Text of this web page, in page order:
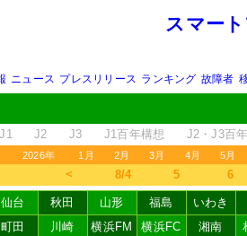
スマー
ニュース プレスリリース ランキング 故障者
J1 J2 J3 J1百年構想 J2・J3百
2026年 1月 2月 3月 4月 5月
＜ 8/4 5 6
仙台 秋田 山形 福島
いわき
町田 川崎 横浜FM 横浜FC 湘南